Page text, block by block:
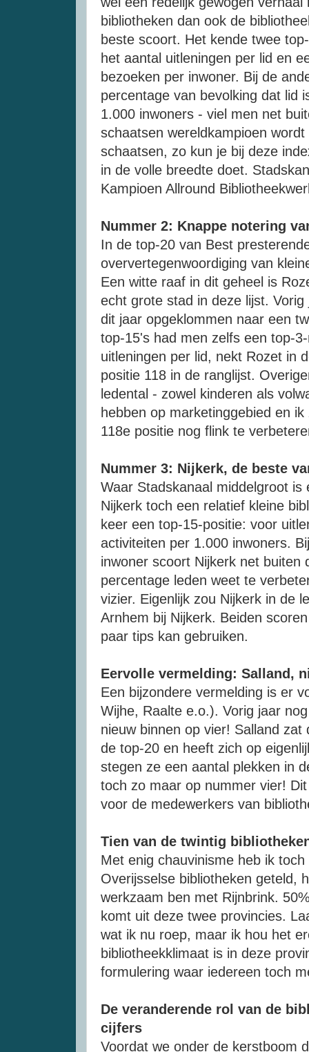
bibliotheken dan ook de
beste scoort. Het kende twee
het aantal uitleningen per lid en
bezoeken per inwoner. Bij de
percentage van bevolking dat lid
1.000 inwoners - viel men net
schaatsen wereldkampioen
schaatsen, zo kun je bij deze
in de volle breedte doet.
Kampioen Allround
Nummer 2: Knappe notering
In de top-20 van Best
oververtegenwoordiging van
Een witte raaf in dit geheel is
echt grote stad in deze lijst.
dit jaar opgeklommen naar een
top-15's had men zelfs een top-
uitleningen per lid, nekt Rozet in
positie 118 in de ranglijst.
ledental - zowel kinderen als
hebben op marketinggebied en
118e positie nog flink te
Nummer 3: Nijkerk, de beste
Waar Stadskanaal middelgroot
Nijkerk toch een relatief kleine
keer een top-15-positie: voor
activiteiten per 1.000 inwoners.
inwoner scoort Nijkerk net buiten
percentage leden weet te
vizier. Eigenlijk zou Nijkerk in de
Arnhem bij Nijkerk. Beiden
paar tips kan gebruiken.
Eervolle vermelding: Salland,
Een bijzondere vermelding is er
Wijhe, Raalte e.o.). Vorig jaar
nieuw binnen op vier! Salland
de top-20 en heeft zich op
stegen ze een aantal plekken in
toch zo maar op nummer vier!
voor de medewerkers van
Tien van de twintig
Met enig chauvinisme heb ik
Overijsselse bibliotheken geteld,
werkzaam ben met Rijnbrink.
komt uit deze twee provincies.
wat ik nu roep, maar ik hou het
bibliotheekklimaat is in deze
formulering waar iedereen toch
De veranderende rol van de
cijfers
Voordat we onder de kerstboom